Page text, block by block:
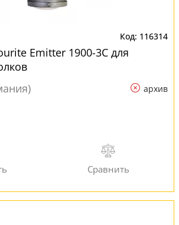
116314
Emitter 1900-3C для
архив